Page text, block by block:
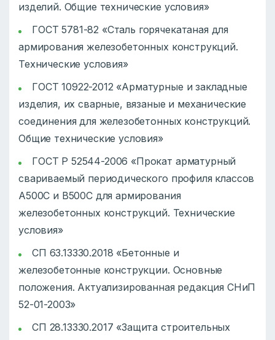
изделий. Общие технические условия»
ГОСТ 5781-82 «Сталь горячекатаная для
армирования железобетонных конструкций.
Технические условия»
ГОСТ 10922-2012 «Арматурные и закладные
изделия, их сварные, вязаные и механические
соединения для железобетонных конструкций.
Общие технические условия»
ГОСТ Р 52544-2006 «Прокат арматурный
свариваемый периодического профиля классов
А500С и В500С для армирования
железобетонных конструкций. Технические
условия»
СП 63.13330.2018 «Бетонные и
железобетонные конструкции. Основные
положения. Актуализированная редакция СНиП
52-01-2003»
СП 28.13330.2017 «Защита строительных